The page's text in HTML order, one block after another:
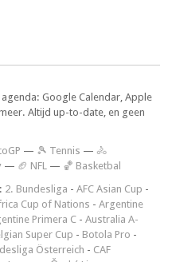
Google Calendar, Apple
Altijd up-to-date, en geen
— 🎾 Tennis — 🚴
— 🏈 NFL — 🏀 Basketbal
2. Bundesliga - AFC Asian Cup -
Cup of Nations - Argentine
Primera C - Australia A-
Super Cup - Botola Pro -
Österreich - CAF